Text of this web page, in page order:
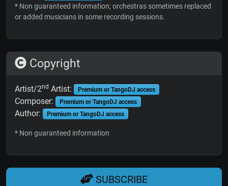
* Non guaranteed information; orchestras sometimes replaced
or added musicians in some recording sessions.
Copyright
Artist/2nd Artist: Premium or TangoDJ access
Composer: Premium or TangoDJ access
Author: Premium or TangoDJ access
* Non guaranteed information
SUBSCRIBE